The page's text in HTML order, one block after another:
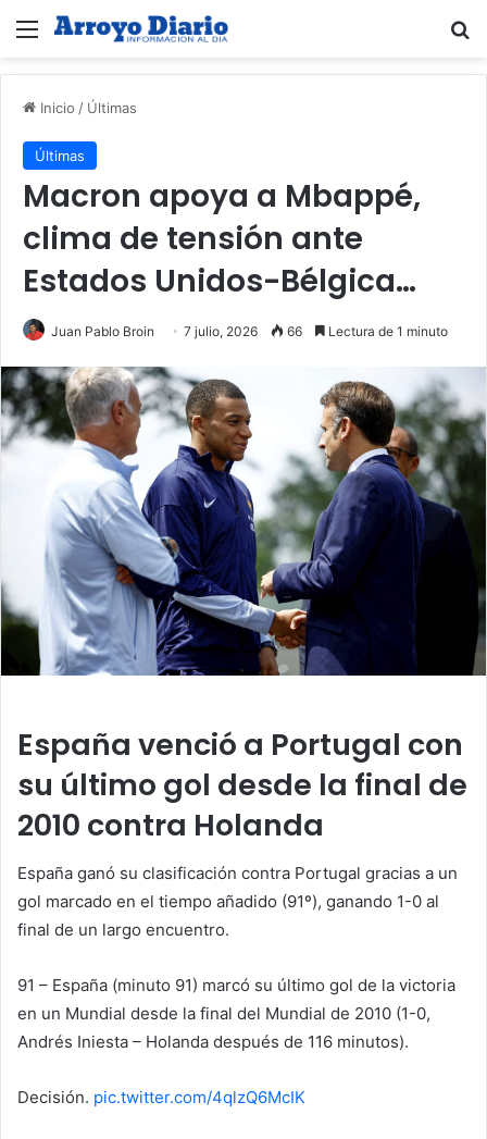
Menú
Inicio / Últimas
Últimas
Macron apoya a Mbappé,
clima de tensión ante
Estados Unidos-Bélgica…
Juan Pablo Broin 7 julio, 2026 66 Lectura de 1 minuto
España venció a Portugal con
su último gol desde la final de
2010 contra Holanda
España ganó su clasificación contra Portugal gracias a un
gol marcado en el tiempo añadido (91º), ganando 1-0 al
final de un largo encuentro.
91 – España (minuto 91) marcó su último gol de la victoria
en un Mundial desde la final del Mundial de 2010 (1-0,
Andrés Iniesta – Holanda después de 116 minutos).
Decisión. pic.twitter.com/4qlzQ6McIK